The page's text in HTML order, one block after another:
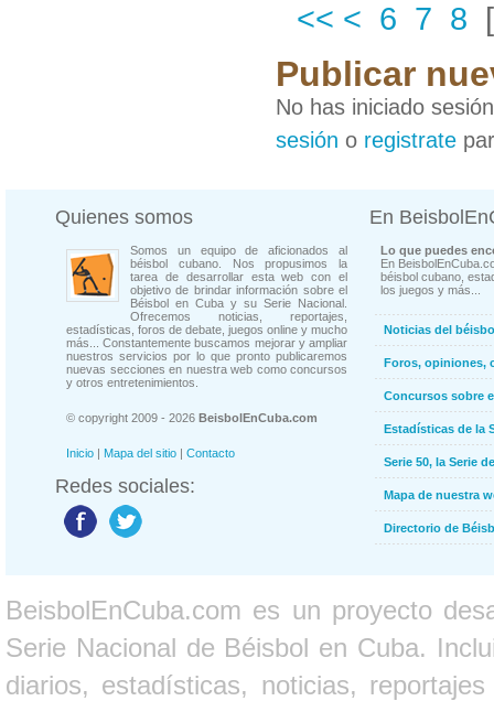
<< < 6 7 8
Publicar
No has iniciado
sesión o registrate
Quienes somos
Somos un equipo de aficionados al
béisbol cubano. Nos propusimos la
tarea de desarrollar esta web con el
objetivo de brindar información sobre el
Béisbol en Cuba y su Serie Nacional.
Ofrecemos noticias, reportajes,
estadísticas, foros de debate, juegos online y mucho
más... Constantemente buscamos mejorar y ampliar
nuestros servicios por lo que pronto publicaremos
nuevas secciones en nuestra web como concursos
y otros entretenimientos.
© copyright 2009 - 2026 BeisbolEnCuba.com
Inicio | Mapa del sitio | Contacto
Redes sociales:
En
Lo que puedes
En
béisbol cubano,
los juegos y más...
Noticias del
Foros, opiniones,
Concursos sobre
Estadísticas de la
Serie 50, la Serie
Mapa de nuestra
Directorio de
BeisbolEnCuba.com es un proyecto
Serie Nacional de Béisbol en Cuba.
diarios, estadísticas, noticias,